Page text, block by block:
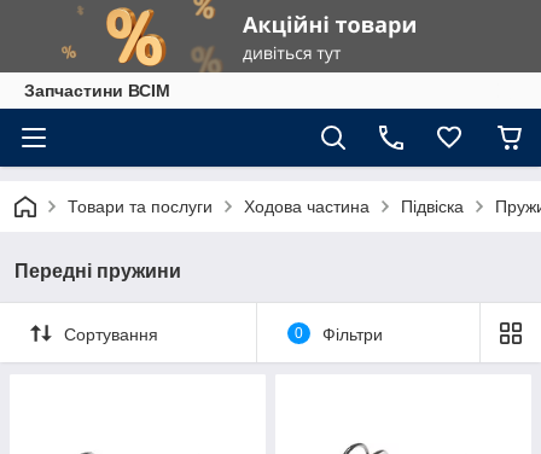
Запчастини ВСІМ
Товари та послуги Ходова частина Підвіска
Передні пружини
Сортування 0 Фільтри